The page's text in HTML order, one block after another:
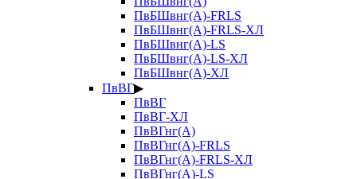
ПвБШвнг(А)-FRLS
ПвБШвнг(А)-FRLS-ХЛ
ПвБШвнг(А)-LS
ПвБШвнг(А)-LS-ХЛ
ПвБШвнг(А)-ХЛ
ПвВГ▶
ПвВГ
ПвВГ-ХЛ
ПвВГнг(А)
ПвВГнг(А)-FRLS
ПвВГнг(А)-FRLS-ХЛ
ПвВГнг(А)-LS